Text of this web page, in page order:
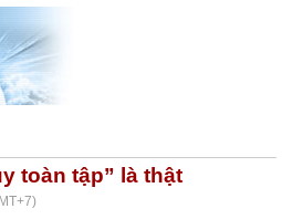
toàn tập” là thật